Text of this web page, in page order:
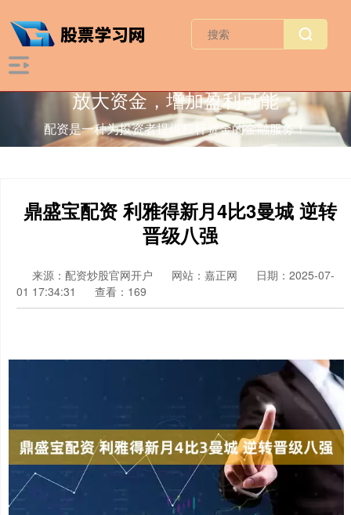
放大资金，增加盈利可能
配资是一种为投资者提供杠杆资金的金融服务！
鼎盛宝配资 利雅得新月4比3曼城 逆转
晋级八强
来源：配资炒股官网开户 网站：嘉正网
日期：2025-07-
01 17:34:31
查看：169